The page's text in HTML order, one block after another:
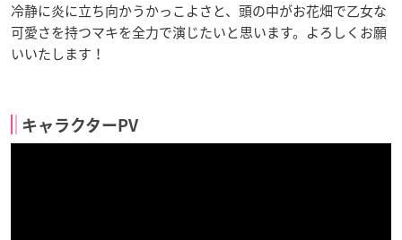
冷静に炎に立ち向かうかっこよさと、頭の中がお花畑で乙女な
可愛さを持つマキを全力で演じたいと思います。よろしくお願
いいたします！
キャラクターPV